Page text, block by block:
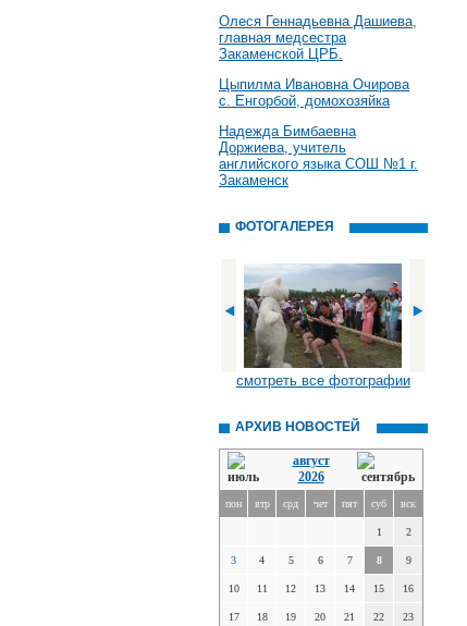
Олеся Геннадьевна Дашиева,
главная медсестра
Закаменской ЦРБ.
Цыпилма Ивановна Очирова
с. Енгорбой, домохозяйка
Надежда Бимбаевна
Доржиева, учитель
английского языка СОШ №1 г.
Закаменск
ФОТОГАЛЕРЕЯ
смотреть все фотографии
АРХИВ НОВОСТЕЙ
август
2026
пон втр срд чет пят суб вск
1 2
3 4 5 6 7 8 9
10 11 12 13 14 15 16
17 18 19 20 21 22 23